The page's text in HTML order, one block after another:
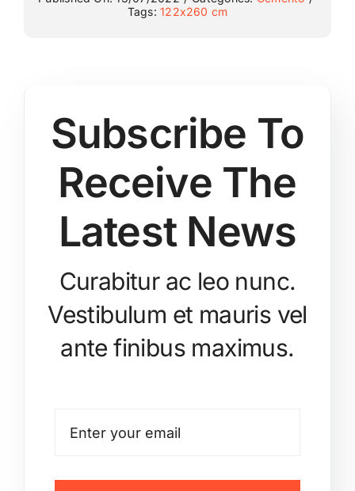
Tags:122x260 cm
Subscribe To
Receive The
Latest News
Curabitur ac leo nunc.
Vestibulum et mauris vel
ante finibus maximus.